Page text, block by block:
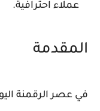
عملاء احترافية.
المقدمة
في عصر الرقمنة